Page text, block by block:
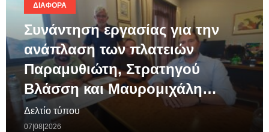
ΔΙΆΦΟΡΑ
Συνάντηση εργασίας για την
ανάπλαση των πλατειών
Παραμυθιώτη, Στρατηγού
Βλάσση και Μαυρομιχάλη…
Δελτίο τύπου
07|08|2026